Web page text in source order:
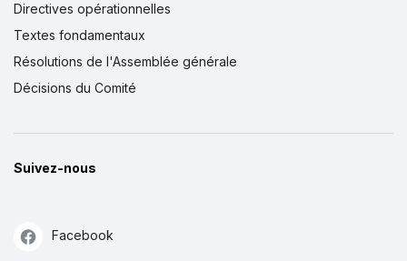
Directives opérationnelles
Textes fondamentaux
Résolutions de l'Assemblée générale
Décisions du Comité
Suivez-nous
Facebook